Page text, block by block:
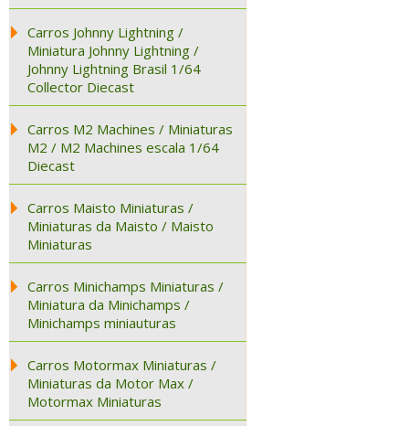
Carros Johnny Lightning /
Miniatura Johnny Lightning /
Johnny Lightning Brasil 1/64
Collector Diecast
Carros M2 Machines / Miniaturas
M2 / M2 Machines escala 1/64
Diecast
Carros Maisto Miniaturas /
Miniaturas da Maisto / Maisto
Miniaturas
Carros Minichamps Miniaturas /
Miniatura da Minichamps /
Minichamps miniauturas
Carros Motormax Miniaturas /
Miniaturas da Motor Max /
Motormax Miniaturas